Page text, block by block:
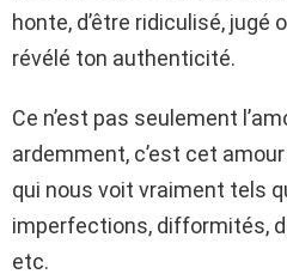
honte, d’être ridiculisé, jugé
révélé ton authenticité.
Ce n’est pas seulement
ardemment, c’est cet
qui nous voit vraiment tels
imperfections, difformités,
etc.